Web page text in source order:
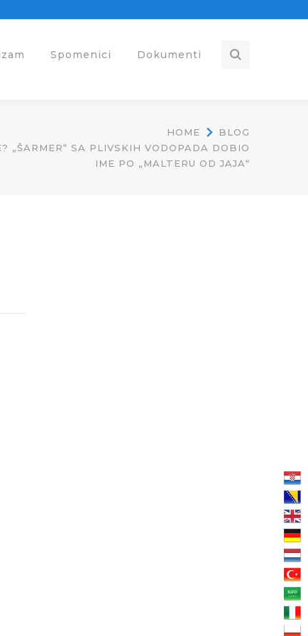
Spomenici Dokumenti
HOME
BLOG
„ŠARMER“ SA PLIVSKIH VODOPADA DOBIO
IME PO „MALTERU OD JAJA“